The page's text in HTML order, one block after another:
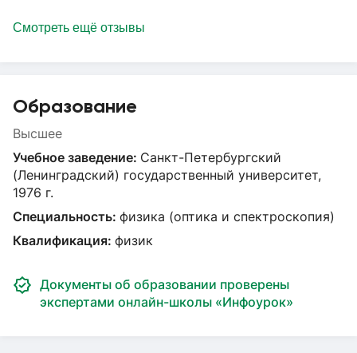
Смотреть ещё отзывы
Образование
Высшее
Учебное заведение: Санкт-Петербургский
(Ленинградский) государственный университет,
1976 г.
Специальность: физика (оптика и спектроскопия)
Квалификация: физик
Документы об образовании проверены
экспертами онлайн-школы «Инфоурок»